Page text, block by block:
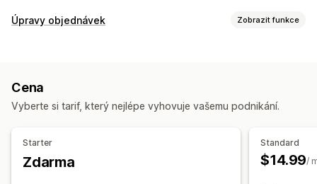
Obnovení košíku
Možnosti zobrazení
Vlastní slevové kódy
Spouštěče
Úpravy objednávek Zobrazit funkce
Hromadné úpravy
Cena
Vyberte si tarif, který nejlépe vyhovuje vašemu podnikání.
Starter
Zdarma
Standard
$14.99/